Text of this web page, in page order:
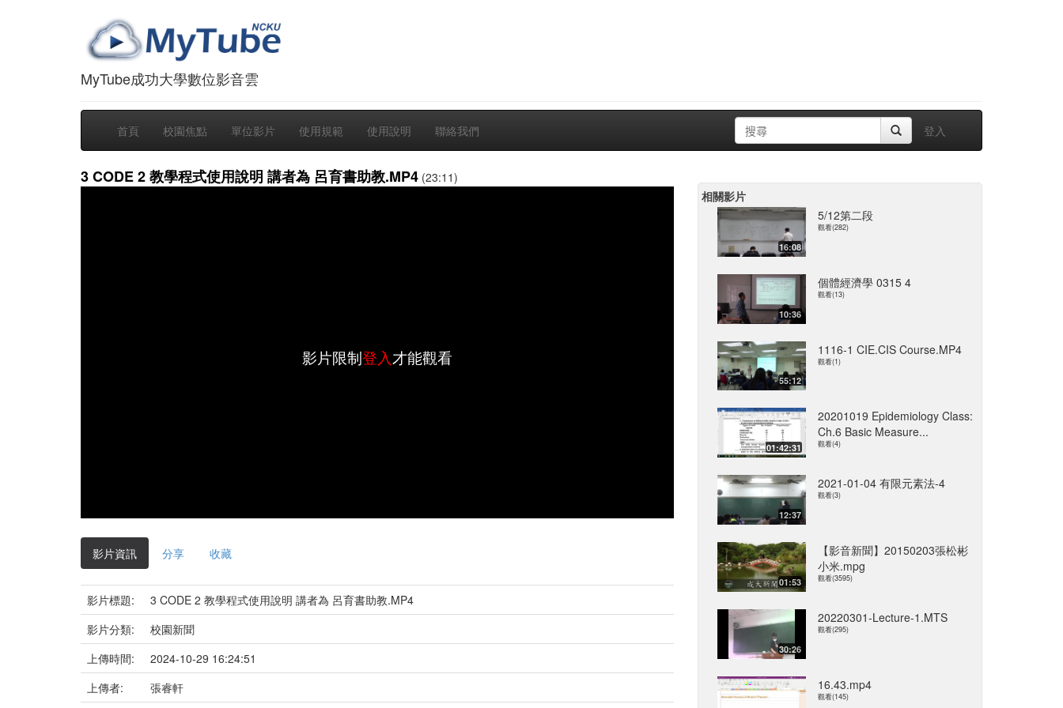
MyTube成功大學數位影音雲
首頁 校園焦點 單位影片 使用規範 使用說明 聯絡我們 登入
3 CODE 2 教學程式使用說明 講者為 呂育書助教.MP4 (23:11)
影片限制登入才能觀看
影片資訊 分享 收藏
影片標題:
3 CODE 2 教學程式使用說明 講者為 呂育書助教.MP4
影片分類:
校園新聞
上傳時間:
2024-10-29 16:24:51
上傳者:
張睿軒
相關影片
16:08
5/12第二段
觀看(282)
10:36
個體經濟學 0315 4
觀看(13)
55:12
1116-1 CIE.CIS Course.MP4
觀看(1)
01:42:31
20201019 Epidemiology Class:
Ch.6 Basic Measure...
觀看(4)
12:37
2021-01-04 有限元素法-4
觀看(3)
01:53
【影音新聞】20150203張松彬
小米.mpg
觀看(3595)
30:26
20220301-Lecture-1.MTS
觀看(295)
16.43.mp4
觀看(145)